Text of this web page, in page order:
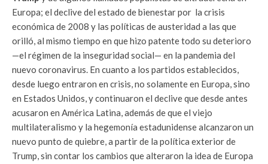
Europa; el declive del estado de bienestar por la crisis
económica de 2008 y las políticas de austeridad a las que
orilló, al mismo tiempo en que hizo patente todo su deterioro
—el régimen de la inseguridad social— en la pandemia del
nuevo coronavirus. En cuanto a los partidos establecidos,
desde luego entraron en crisis, no solamente en Europa, sino
en Estados Unidos, y continuaron el declive que desde antes
acusaron en América Latina, además de que el viejo
multilateralismo y la hegemonía estadunidense alcanzaron un
nuevo punto de quiebre, a partir de la política exterior de
Trump, sin contar los cambios que alteraron la idea de Europa